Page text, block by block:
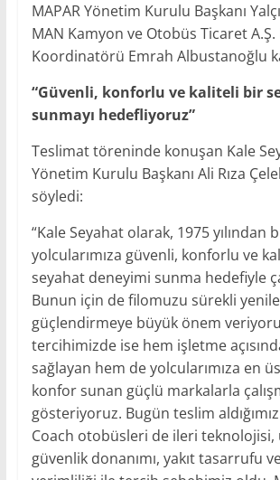
MAPAR Yönetim Kurulu Başkanı
MAN Kamyon ve Otobüs Ticaret A.Ş.
Koordinatörü Emrah Albustanoğlu
“Güvenli, konforlu ve kaliteli bir
sunmayı hedefliyoruz”
Teslimat töreninde konuşan Kale
Yönetim Kurulu Başkanı Ali Rıza
söyledi:
“Kale Seyahat olarak, 1975 yılından
yolcularımıza güvenli, konforlu ve
seyahat deneyimi sunma hedefiyle
Bunun için de filomuzu sürekli
güçlendirmeye büyük önem
tercihimizde ise hem işletme
sağlayan hem de yolcularımıza en
konfor sunan güçlü markalarla
gösteriyoruz. Bugün teslim aldığımız
Coach otobüsleri de ileri teknolojisi,
güvenlik donanımı, yakıt tasarrufu